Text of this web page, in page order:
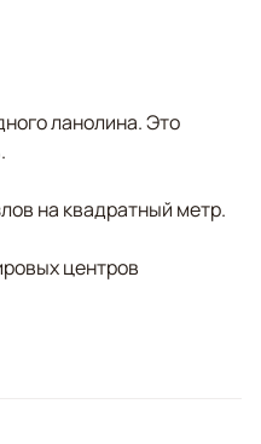
ланолина. Это
на квадратный метр.
центров